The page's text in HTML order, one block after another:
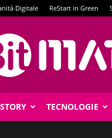
Digitale ReStart in Green
TECNOLOGIE